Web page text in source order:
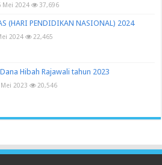
Mei 2024 37,696
(HARI PENDIDIKAN NASIONAL) 2024
2024 22,465
Hibah Rajawali tahun 2023
2023 20,546